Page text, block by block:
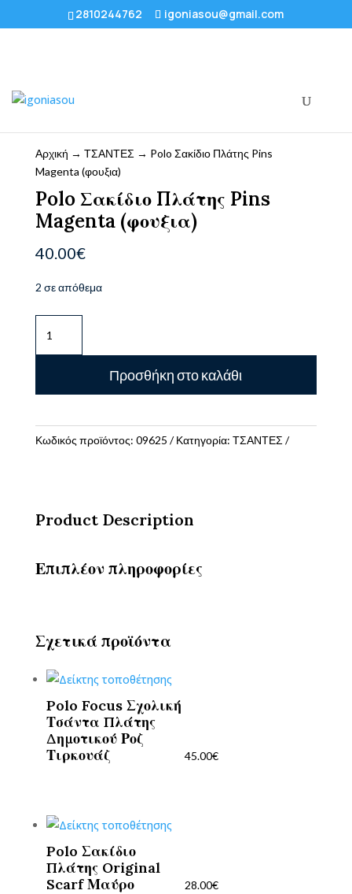
2810244762 igoniasou@gmail.com
Αρχική → ΤΣΑΝΤΕΣ → Polo Σακίδιο Πλάτης Pins
Magenta (φουξια)
Polo Σακίδιο Πλάτης Pins
Magenta (φουξια)
40.00€
2 σε απόθεμα
Σακίδιο
Πλάτης
Magenta
Προσθήκη στο καλάθι
Κωδικός προϊόντος: 09625 Κατηγορία: ΤΣΑΝΤΕΣ
Product Description
Επιπλέον πληροφορίες
Σχετικά προϊόντα
Polo Focus Σχολική
Τσάντα Πλάτης
Δημοτικού Ροζ
Τιρκουάζ
45.00€
Polo Σακίδιο
Πλάτης Original
Scarf Μαύρο
28.00€